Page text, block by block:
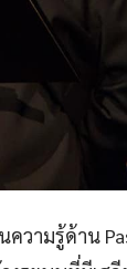
วามรู้ด้าน